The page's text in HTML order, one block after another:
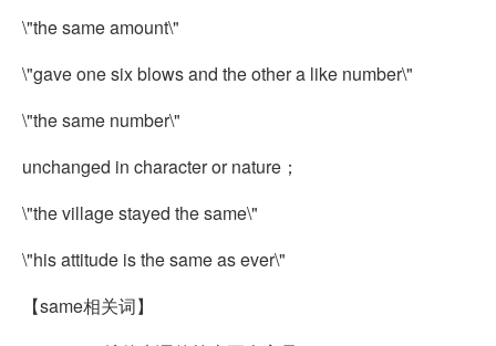
\"the same amount\"
\"gave one six blows and the other a like number\"
\"the same number\"
unchanged in character or nature；
\"the village stayed the same\"
\"his attitude is the same as ever\"
【same相关词】